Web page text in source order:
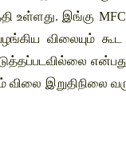
உள்ளது. இங்கு
விலையும்
என்பது
இறுதிநிலை